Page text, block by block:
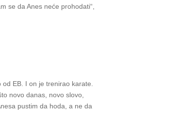
se da Anes neće prohodati“,
EB. I on je trenirao karate.
novo danas, novo slovo,
pustim da hoda, a ne da